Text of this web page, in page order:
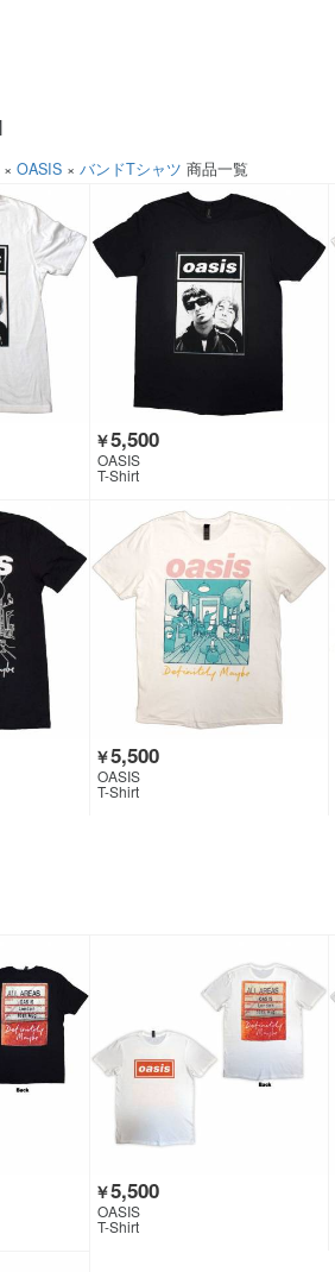
× OASIS × バンドTシャツ 商品一覧
￥5,500
OASIS
T-Shirt
￥5,500
OASIS
T-Shirt
￥5,500
OASIS
T-Shirt